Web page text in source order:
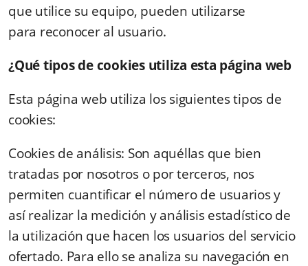
que utilice su equipo, pueden utilizarse
para reconocer al usuario.
¿Qué tipos de cookies utiliza esta página web
Esta página web utiliza los siguientes tipos de
cookies:
Cookies de análisis: Son aquéllas que bien
tratadas por nosotros o por terceros, nos
permiten cuantificar el número de usuarios y
así realizar la medición y análisis estadístico de
la utilización que hacen los usuarios del servicio
ofertado. Para ello se analiza su navegación en